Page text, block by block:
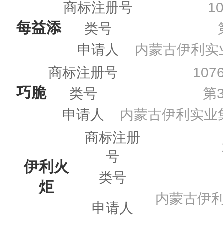
每益添
商标注册号
类号
申请人
内蒙古伊利
巧脆
商标注册号
类号
第
申请人
内蒙古伊利实
伊利火
炬
商标注册
号
类号
申请人
内蒙古伊